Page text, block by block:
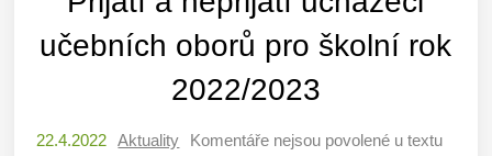
učebních oborů pro školní rok
2022/2023
22.4.2022 Aktuality Komentáře nejsou povolené u textu